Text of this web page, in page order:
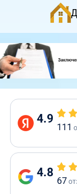
4.9
111
4.8
67